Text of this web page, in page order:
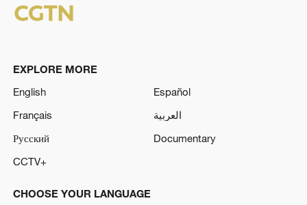
EXPLORE MORE
English
Español
Français
العربية
Русский
Documentary
CCTV+
CHOOSE YOUR LANGUAGE